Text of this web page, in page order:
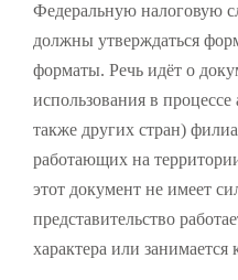
Федеральную налоговую
должны утверждаться
форматы. Речь идёт о
использования в процессе
также других стран)
работающих на
этот документ не имеет
представительство
характера или занимается